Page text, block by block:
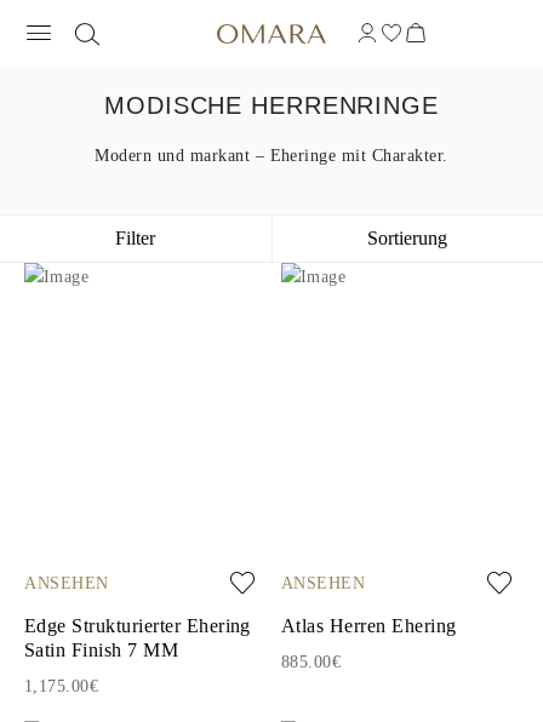
MODISCHE HERRENRINGE
Modern und markant – Eheringe mit Charakter.
Filter Sortierung
ANSEHEN
Edge Strukturierter Ehering
Satin Finish 7 MM
1,175.00€
ANSEHEN
Atlas Herren Ehering
885.00€